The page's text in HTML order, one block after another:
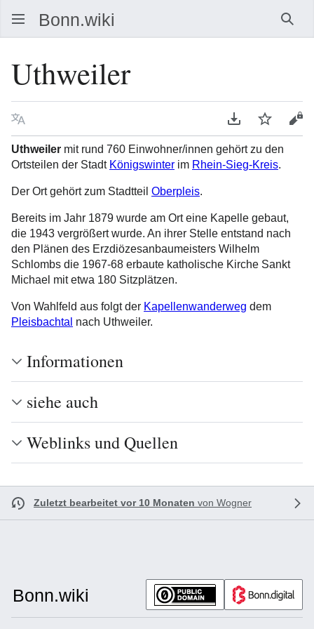
Uthweiler
Sprache PDF
Uthweiler mit rund 760 Einwohner/innen gehört zu den
Ortsteilen der Stadt Königswinter im Rhein-Sieg-Kreis.
Der Ort gehört zum Stadtteil Oberpleis.
Bereits im Jahr 1879 wurde am Ort eine Kapelle gebaut,
die 1943 vergrößert wurde. An ihrer Stelle entstand nach
den Plänen des Erzdiözesanbaumeisters Wilhelm
Schlombs die 1967-68 erbaute katholische Kirche Sankt
Michael mit etwa 180 Sitzplätzen.
Von Wahlfeld aus folgt der Kapellenwanderweg dem
Pleisbachtal nach Uthweiler.
Informationen
siehe auch
Weblinks und Quellen
Zuletzt bearbeitet vor 10 Monaten von Wogner